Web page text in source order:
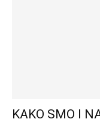
KAKO SMO I